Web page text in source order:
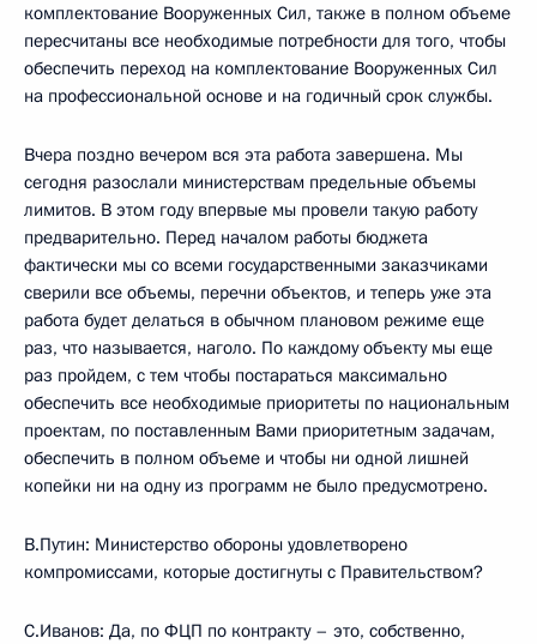
комплектование Вооруженных Сил, также в полном объеме
пересчитаны все необходимые потребности для того, чтобы
обеспечить переход на комплектование Вооруженных Сил
на профессиональной основе и на годичный срок службы.
Вчера поздно вечером вся эта работа завершена. Мы
сегодня разослали министерствам предельные объемы
лимитов. В этом году впервые мы провели такую работу
предварительно. Перед началом работы бюджета
фактически мы со всеми государственными заказчиками
сверили все объемы, перечни объектов, и теперь уже эта
работа будет делаться в обычном плановом режиме еще
раз, что называется, наголо. По каждому объекту мы еще
раз пройдем, с тем чтобы постараться максимально
обеспечить все необходимые приоритеты по национальным
проектам, по поставленным Вами приоритетным задачам,
обеспечить в полном объеме и чтобы ни одной лишней
копейки ни на одну из программ не было предусмотрено.
В.Путин: Министерство обороны удовлетворено
компромиссами, которые достигнуты с Правительством?
С.Иванов: Да, по ФЦП по контракту – это, собственно,